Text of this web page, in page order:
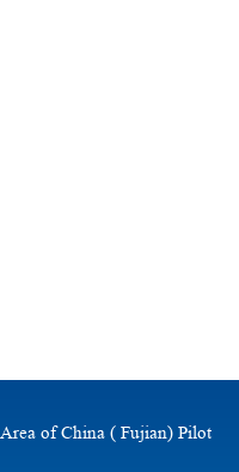
of China ( Fujian) Pilot